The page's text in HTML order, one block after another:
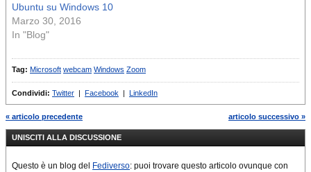
Ubuntu su Windows 10
Marzo 30, 2016
In "Blog"
Tag: Microsoft webcam Windows Zoom
Condividi: Twitter Facebook LinkedIn
« articolo precedente articolo successivo »
UNISCITI ALLA DISCUSSIONE
Questo è un blog del Fediverso: puoi trovare questo articolo ovunque con